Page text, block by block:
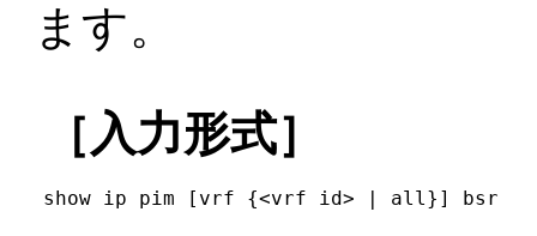
ます。
［入力形式］
show ip pim [vrf {<vrf id> | all}] bsr